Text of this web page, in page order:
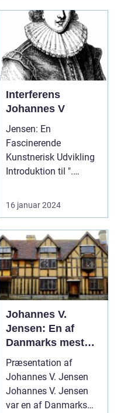
Interferens
Johannes V
Jensen: En
Fascinerende
Kunstnerisk Udvikling
Introduktion til ".
16 januar 2024
Johannes V.
Jensen: En af
Danmarks mest
betydningsfulde
forfattere
Præsentation af
Johannes V. Jensen
Johannes V. Jensen
var en af Danmarks